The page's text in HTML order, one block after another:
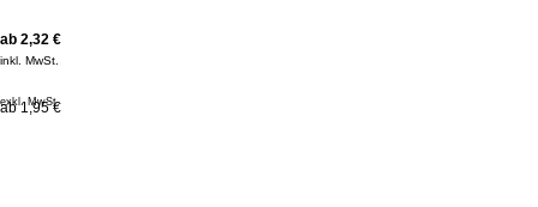
ab 2,32 €
inkl. MwSt.
ab 1,95 €
exkl. MwSt.